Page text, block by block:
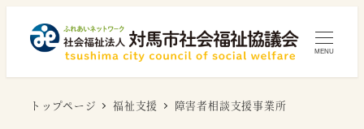
MENU
トップページ 福祉支援 障害者相談支援事業所